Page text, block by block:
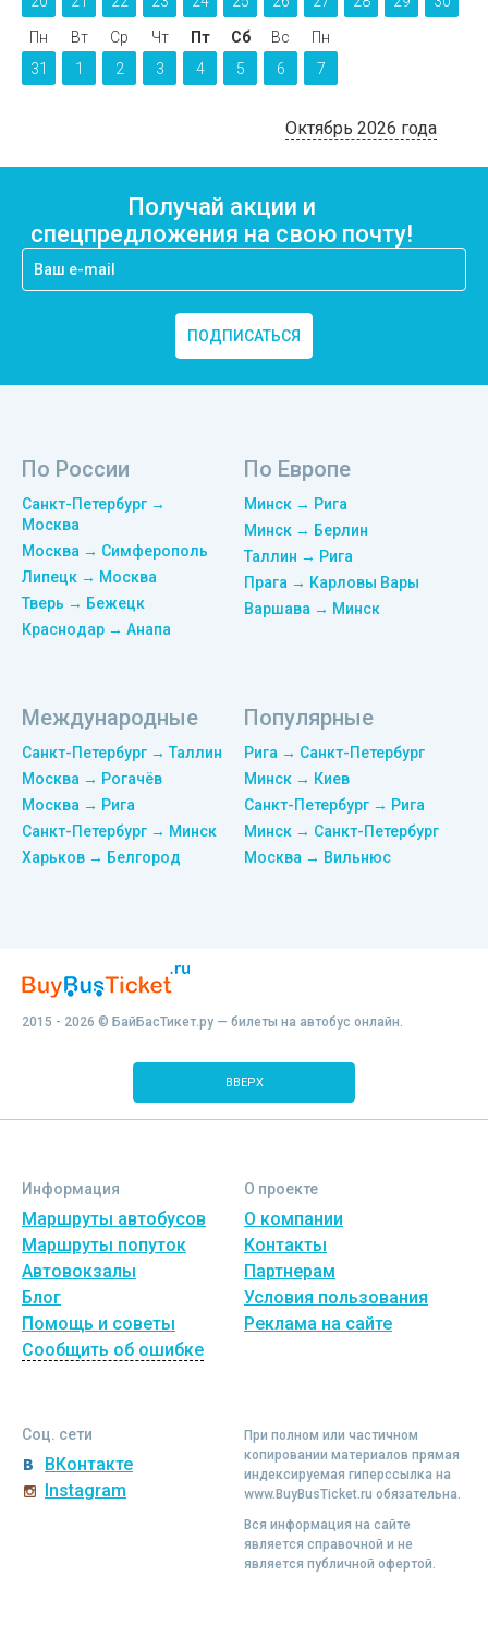
Пн
31
Вт
1
Ср
2
Чт
3
Пт
4
Сб
5
Вс
6
Пн
7
Октябрь 2026 года
Получай акции и
спецпредложения на свою почту!
ПОДПИСАТЬСЯ
По России
Санкт-Петербург →
Москва
Москва → Симферополь
Липецк → Москва
Тверь → Бежецк
Краснодар → Анапа
По Европе
Минск → Рига
Минск → Берлин
Таллин → Рига
Прага → Карловы Вары
Варшава → Минск
Международные
Санкт-Петербург → Таллин
Москва → Рогачёв
Москва → Рига
Санкт-Петербург → Минск
Харьков → Белгород
Популярные
Рига → Санкт-Петербург
Минск → Киев
Санкт-Петербург → Рига
Минск → Санкт-Петербург
Москва → Вильнюс
2015 - 2026 © БайБасТикет.ру — билеты на автобус онлайн.
ВВЕРХ
Информация
Маршруты автобусов
Маршруты попуток
Автовокзалы
Блог
Помощь и советы
Сообщить об ошибке
О проекте
О компании
Контакты
Партнерам
Условия пользования
Реклама на сайте
Соц. сети
ВКонтакте
Instagram
При полном или частичном
копировании материалов прямая
индексируемая гиперссылка на
www.BuyBusTicket.ru обязательна.
Вся информация на сайте
является справочной и не
является публичной офертой.